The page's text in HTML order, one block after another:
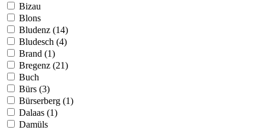
Bizau
Blons
Bludenz (14)
Bludesch (4)
Brand (1)
Bregenz (21)
Buch
Bürs (3)
Bürserberg (1)
Dalaas (1)
Damüls